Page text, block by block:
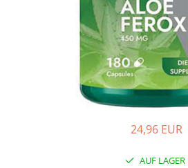
Herzerkrankungen
Hormonstörungen
Knochensystem
24,96 EUR
AUF LAGER